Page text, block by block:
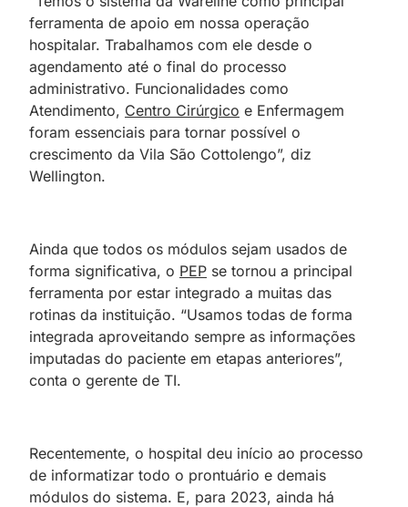
ferramenta de apoio em nossa operação
hospitalar. Trabalhamos com ele desde o
agendamento até o final do processo
administrativo. Funcionalidades como
Atendimento, Centro Cirúrgico e Enfermagem
foram essenciais para tornar possível o
crescimento da Vila São Cottolengo”, diz
Wellington.
Ainda que todos os módulos sejam usados de
forma significativa, o PEP se tornou a principal
ferramenta por estar integrado a muitas das
rotinas da instituição. “Usamos todas de forma
integrada aproveitando sempre as informações
imputadas do paciente em etapas anteriores”,
conta o gerente de TI.
Recentemente, o hospital deu início ao processo
de informatizar todo o prontuário e demais
módulos do sistema. E, para 2023, ainda há